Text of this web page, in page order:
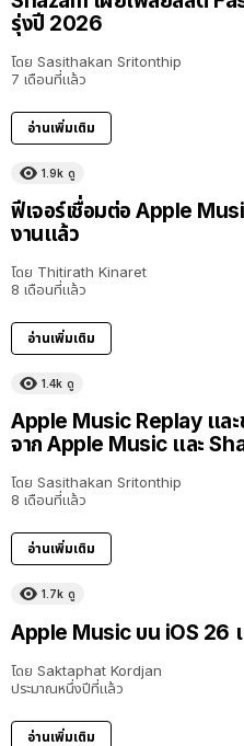
รุ่งปี 2026
โดย Sasithakan Sritonthip
7 เดือนที่แล้ว
อ่านเพิ่มเติม
1.9k ดู
ฟีเจอร์เชื่อมต่อ Apple
งานแล้ว
โดย Thitirath Kinaret
8 เดือนที่แล้ว
อ่านเพิ่มเติม
1.4k ดู
Apple Music Replay และ
จาก Apple Music และ
โดย Sasithakan Sritonthip
8 เดือนที่แล้ว
อ่านเพิ่มเติม
1.7k ดู
Apple Music บน iOS 26
โดย Saktaphat Kordjan
ประมาณหนึ่งปีที่แล้ว
อ่านเพิ่มเติม